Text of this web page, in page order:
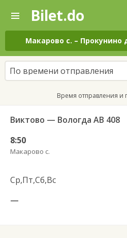
—
Поиск
и
покупка
билетов
на
автобус
онлайн
Bilet.do
Макарово с. – Прокунино
По времени отправления
Время отправления и
Виктово — Вологда АВ 408
8:50
Макарово с.
Ср,Пт,Сб,Вс
—